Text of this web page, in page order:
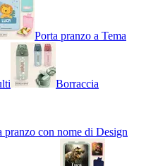
Porta pranzo a Tema
Borraccia
pranzo con nome di Design